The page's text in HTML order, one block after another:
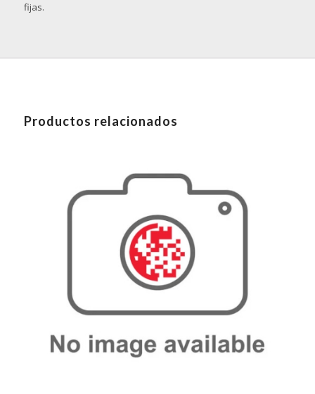
fijas.
Productos relacionados